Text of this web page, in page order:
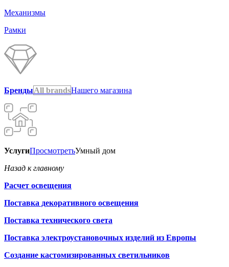
Механизмы
Рамки
БрендыAll brandsНашего магазина
УслугиПросмотретьУмный дом
Назад к главному
Расчет освещения
Поставка декоративного освещения
Поставка технического света
Поставка электроустановочных изделий из Европы
Создание кастомизированных светильников